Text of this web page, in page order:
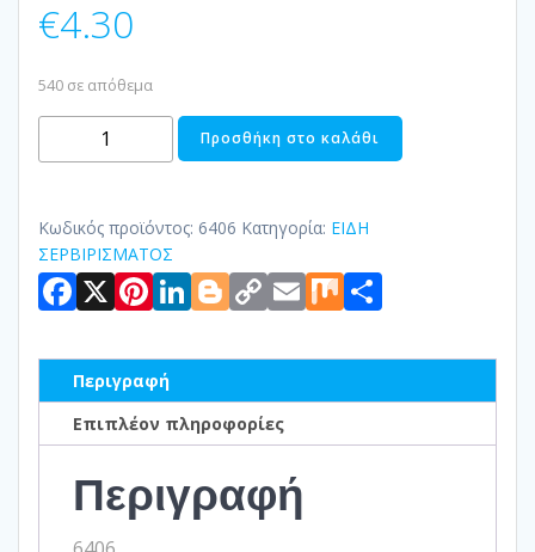
€4.30
540 σε απόθεμα
ΓΑΛΑΤΙΕΡΑ
ΠΟΡΣΕΛΑΝΗΣ
ποσότητα
Προσθήκη στο καλάθι
Κωδικός προϊόντος: 6406 Κατηγορία: ΕΙΔΗ
ΣΕΡΒΙΡΙΣΜΑΤΟΣ
Facebook
X Pinterest
LinkedIn
Blogger
Copy
Link
Email
Mix
Περιγραφή
Επιπλέον πληροφορίες
Περιγραφή